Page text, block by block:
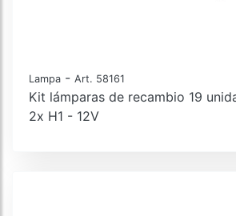
Lampa - Art. 58161
Kit lámparas de recambio 19
2x H1 - 12V